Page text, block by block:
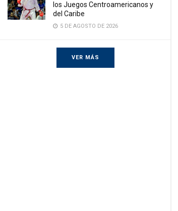
los Juegos Centroamericanos y
del Caribe
5 DE AGOSTO DE 2026
VER MÁS